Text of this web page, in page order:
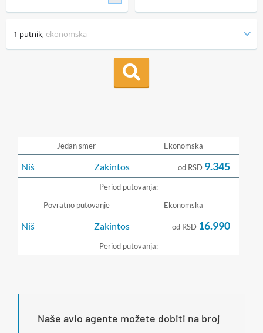
1 putnik, ekonomska
Jedan smer
Niš Zakintos
Ekonomska
Period putovanja:
od RSD 9.345
Povratno putovanje
Niš Zakintos
Ekonomska
Period putovanja:
od RSD 16.990
Naše avio agente možete dobiti na broj